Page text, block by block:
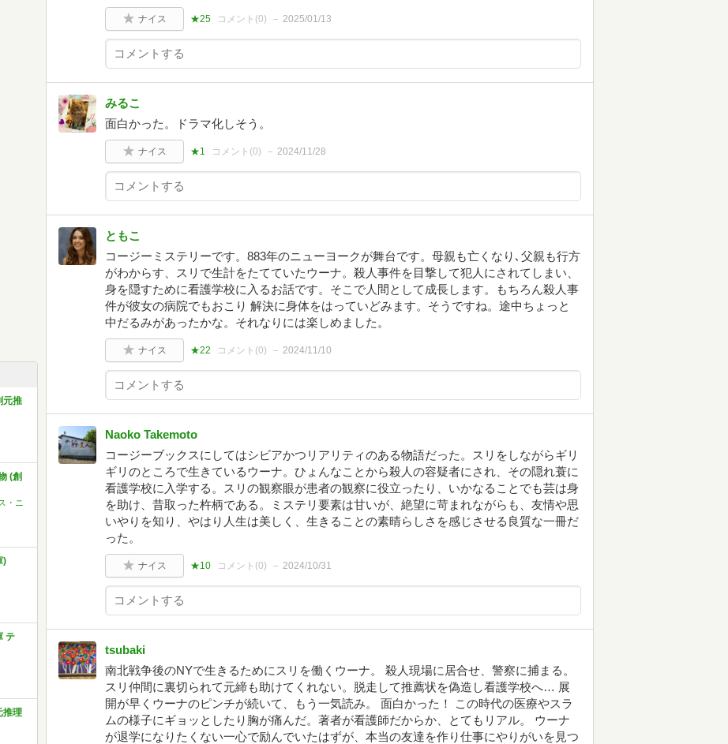
元推
(創
・ニ
)
テ
推理
ナイス ★25 コメント(0) 2025/01/13
みるこ
面白かった。ドラマ化しそう。
ナイス ★1 コメント(0) 2024/11/28
ともこ
コージーミステリーです。883年のニューヨークが舞台です。母親も亡くなり､父親も行方
がわからす、スリで生計をたてていたウーナ。殺人事件を目撃して犯人にされてしまい、
身を隠すために看護学校に入るお話です。そこで人間として成長します。もちろん殺人事
件が彼女の病院でもおこり 解決に身体をはっていどみます。そうですね。途中ちょっと
中だるみがあったかな。それなりには楽しめました。
ナイス ★22 コメント(0) 2024/11/10
Naoko Takemoto
コージーブックスにしてはシビアかつリアリティのある物語だった。スリをしながらギリ
ギリのところで生きているウーナ。ひょんなことから殺人の容疑者にされ、その隠れ蓑に
看護学校に入学する。スリの観察眼が患者の観察に役立ったり、いかなることでも芸は身
を助け、昔取った杵柄である。ミステリ要素は甘いが、絶望に苛まれながらも、友情や思
いやりを知り、やはり人生は美しく、生きることの素晴らしさを感じさせる良質な一冊だ
った。
ナイス ★10 コメント(0) 2024/10/31
tsubaki
南北戦争後のNYで生きるためにスリを働くウーナ。 殺人現場に居合せ、警察に捕まる。
スリ仲間に裏切られて元締も助けてくれない。脱走して推薦状を偽造し看護学校へ… 展
開が早くウーナのピンチが続いて、もう一気読み。 面白かった！ この時代の医療やスラ
ムの様子にギョッとしたり胸が痛んだ。著者が看護師だからか、とてもリアル。 ウーナ
が退学になりたくない一心で励んでいたはずが、本当の友達を作り仕事にやりがいを見つ